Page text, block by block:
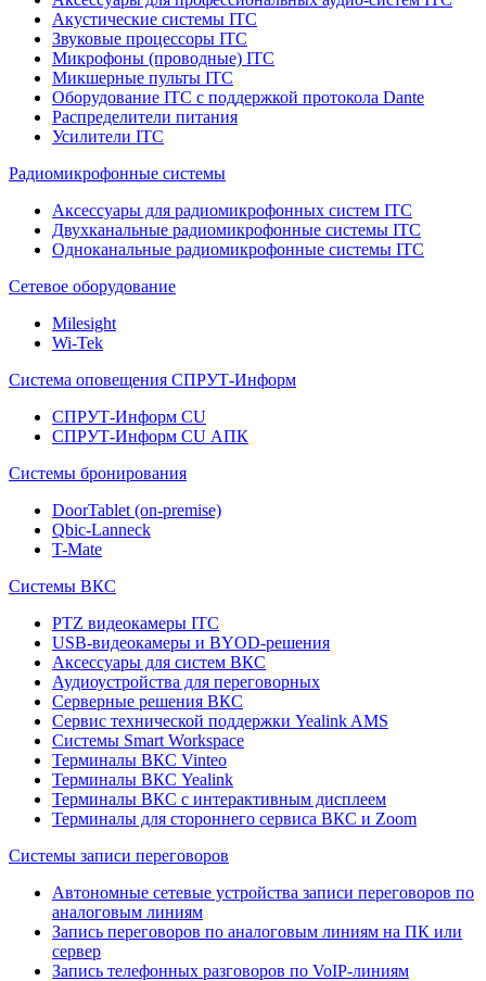
Акустические системы ITC
Звуковые процессоры ITC
Микрофоны (проводные) ITC
Микшерные пульты ITC
Оборудование ITC с поддержкой протокола Dante
Распределители питания
Усилители ITC
Радиомикрофонные системы
Аксессуары для радиомикрофонных систем ITC
Двухканальные радиомикрофонные системы ITC
Одноканальные радиомикрофонные системы ITC
Сетевое оборудование
Milesight
Wi-Tek
Система оповещения СПРУТ-Информ
СПРУТ-Информ CU
СПРУТ-Информ CU АПК
Системы бронирования
DoorTablet (on-premise)
Qbic-Lanneck
T-Mate
Системы ВКС
PTZ видеокамеры ITC
USB-видеокамеры и BYOD-решения
Аксессуары для систем ВКС
Аудиоустройства для переговорных
Серверные решения ВКС
Сервис технической поддержки Yealink AMS
Системы Smart Workspace
Терминалы ВКС Vinteo
Терминалы ВКС Yealink
Терминалы ВКС с интерактивным дисплеем
Терминалы для стороннего сервиса ВКС и Zoom
Системы записи переговоров
Автономные сетевые устройства записи переговоров по
аналоговым линиям
Запись переговоров по аналоговым линиям на ПК или
сервер
Запись телефонных разговоров по VoIP-линиям